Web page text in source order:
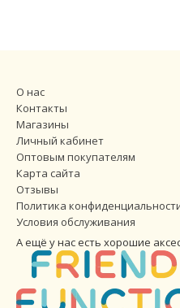
О нас
Контакты
Магазины
Личный кабинет
Оптовым покупателям
Карта сайта
Отзывы
Политика
Условия обслуживания
А ещё у нас есть хорошие